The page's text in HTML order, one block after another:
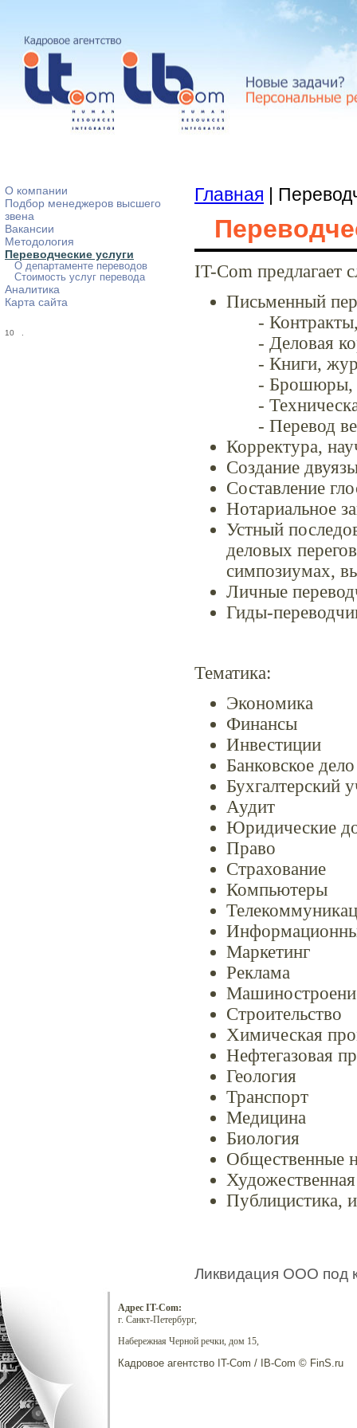
О компании
Подбор менеджеров высшего
звена
Вакансии
Методология
Переводческие услуги
О департаменте переводов
Стоимость услуг перевода
Аналитика
Карта сайта
10
Главная |
IT-Com предлагает
Письменный
-
- Деловая
- Книги,
- Брошюры,
-
- Перевод
Корректура,
Создание
Составление
Нотариальное
Устный
деловых
симпозиумах,
Личные
Гиды-
Тематика:
Экономика
Финансы
Инвестиции
Банковское дело
Бухгалтерский
Аудит
Юридические
Право
Страхование
Компьютеры
Маркетинг
Реклама
Строительство
Химическая
Нефтегазовая
Геология
Транспорт
Медицина
Биология
Общественные
Публицистика,
Ликвидация ООО под
Адрес IT-Com:
г. Санкт-Петербург,
Набережная Черной речки, дом 15,
Кадровое агентство IT-Com / IB-Com © FinS.ru